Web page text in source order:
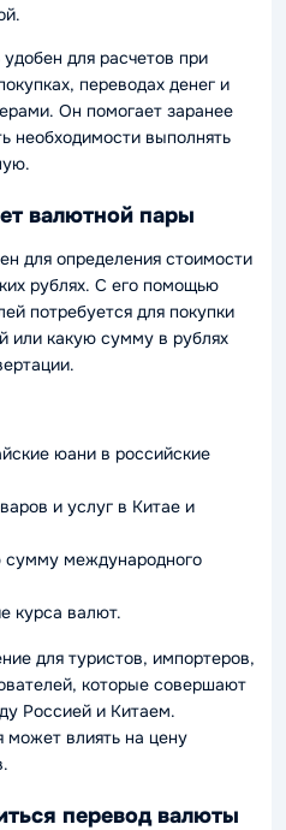
для расчетов при
переводах денег и
Он помогает заранее
необходимости выполнять
валютной пары
для определения стоимости
рублях. С его помощью
потребуется для покупки
или какую сумму в рублях
юани в российские
и услуг в Китае и
сумму международного
курса валют.
для туристов, импортеров,
которые совершают
Россией и Китаем.
влиять на цену
перевод валюты